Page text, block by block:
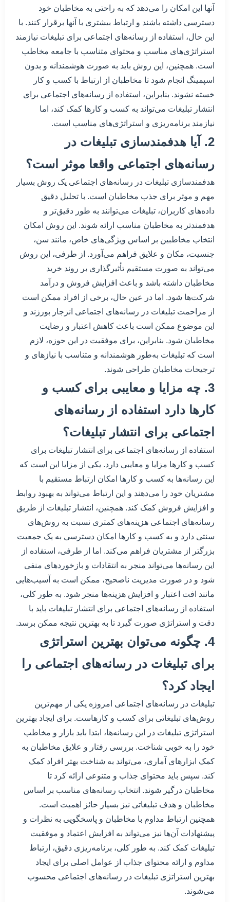
آنها این امکان را می‌دهد که به راحتی به مخاطبان خود
دسترسی داشته باشند و ارتباط بیشتری با آنها برقرار کنند. با
این حال، استفاده از رسانه‌های اجتماعی برای تبلیغات نیازمند
استراتژی‌های مناسب و محتوای متناسب با جامعه مخاطب
است. همچنین، این روش باید به صورت هوشمندانه و بدون
اسپمینگ انجام شود تا مخاطبان از ارتباط با کسب و کار
خسته نشوند. بنابراین، استفاده از رسانه‌های اجتماعی برای
انتشار تبلیغات می‌تواند به کسب و کارها کمک کند، اما
نیازمند برنامه‌ریزی و استراتژی‌های مناسب است.
2. آیا هدفمندسازی تبلیغات در
رسانه‌های اجتماعی واقعا موثر است؟
هدفمندسازی تبلیغات در رسانه‌های اجتماعی یک روش بسیار
مهم و موثر برای جذب مخاطبان است. با تحلیل دقیق
داده‌های کاربران، تبلیغات می‌توانند به طور دقیق‌تر و
هدفمندتر به مخاطبان مناسب ارائه شوند. این روش امکان
انتخاب مخاطبین بر اساس ویژگی‌های خاص، مانند سن،
جنسیت، مکان و علایق فراهم می‌آورد. از طرفی، این روش
می‌تواند به صورت مستقیم تأثیرگذاری بر روند خرید
مخاطبان داشته باشد و باعث افزایش فروش و درآمد
شرکت‌ها شود. اما در عین حال، برخی از افراد ممکن است
از مزاحمت تبلیغات در رسانه‌های اجتماعی انزجار بورزند و
این موضوع ممکن است باعث کاهش اعتبار و رضایت
مخاطبان شود. بنابراین، برای موفقیت در این حوزه، لازم
است که تبلیغات به‌طور هوشمندانه و متناسب با نیازهای و
ترجیحات مخاطبان طراحی شوند.
3. چه مزایا و معایبی برای کسب و
کارها دارد استفاده از رسانه‌های
اجتماعی برای انتشار تبلیغات؟
استفاده از رسانه‌های اجتماعی برای انتشار تبلیغات برای
کسب و کارها مزایا و معایبی دارد. یکی از مزایا این است که
این رسانه‌ها به کسب و کارها امکان ارتباط مستقیم با
مشتریان خود را می‌دهند و این ارتباط می‌تواند به بهبود روابط
و افزایش فروش کمک کند. همچنین، انتشار تبلیغات از طریق
رسانه‌های اجتماعی هزینه‌های کمتری نسبت به روش‌های
سنتی دارد و به کسب و کارها امکان دسترسی به یک جمعیت
بزرگتر از مشتریان فراهم می‌کند. اما از طرفی، استفاده از
این رسانه‌ها می‌تواند منجر به انتقادات و بازخوردهای منفی
شود و در صورت مدیریت ناصحیح، ممکن است به آسیب‌هایی
مانند افت اعتبار و افزایش هزینه‌ها منجر شود. به طور کلی،
استفاده از رسانه‌های اجتماعی برای انتشار تبلیغات باید با
دقت و استراتژی صورت گیرد تا به بهترین نتیجه ممکن برسد.
4. چگونه می‌توان بهترین استراتژی
برای تبلیغات در رسانه‌های اجتماعی را
ایجاد کرد؟
تبلیغات در رسانه‌های اجتماعی امروزه یکی از مهم‌ترین
روش‌های تبلیغاتی برای کسب و کارهاست. برای ایجاد بهترین
استراتژی تبلیغات در این رسانه‌ها، ابتدا باید بازار و مخاطب
خود را به خوبی شناخت. بررسی رفتار و علایق مخاطبان به
کمک ابزارهای آماری، می‌تواند به شناخت بهتر افراد کمک
کند. سپس باید محتوای جذاب و متنوعی ارائه کرد تا
مخاطبان درگیر شوند. انتخاب رسانه‌های مناسب بر اساس
مخاطبان و هدف تبلیغاتی نیز بسیار حائز اهمیت است.
همچنین ارتباط مداوم با مخاطبان و پاسخگویی به نظرات و
پیشنهادات آن‌ها نیز می‌تواند به افزایش اعتماد و موفقیت
تبلیغات کمک کند. به طور کلی، برنامه‌ریزی دقیق، ارتباط
مداوم و ارائه محتوای جذاب از عوامل اصلی برای ایجاد
بهترین استراتژی تبلیغات در رسانه‌های اجتماعی محسوب
می‌شوند.